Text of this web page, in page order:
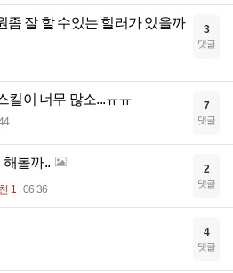
좀 잘 할 수있는 힐러가 있을까
3
댓글
킬이 너무 많소...ㅠㅠ 7
댓글
볼까..
1 06:36
2
댓글
4
댓글